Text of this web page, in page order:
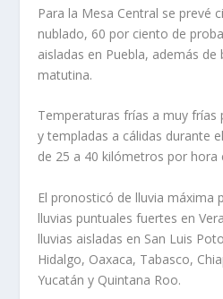
Para la Mesa Central se prevé
nublado, 60 por ciento de
aisladas en Puebla, además de
matutina.
Temperaturas frías a muy frías
y templadas a cálidas durante
de 25 a 40 kilómetros por hora
El pronosticó de lluvia máxima
lluvias puntuales fuertes en
lluvias aisladas en San Luis
Hidalgo, Oaxaca, Tabasco,
Yucatán y Quintana Roo.